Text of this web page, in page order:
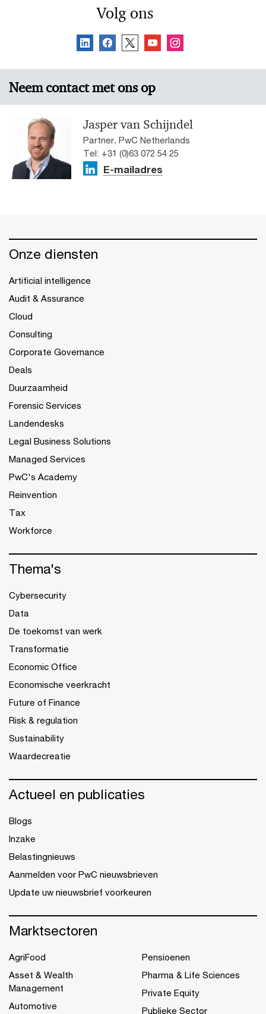
Volg ons
Neem contact met ons op
Jasper van Schijndel
Partner, PwC Netherlands
Tel: +31 (0)63 072 54 25
E-mailadres
Onze diensten
Artificial intelligence
Audit & Assurance
Cloud
Consulting
Corporate Governance
Deals
Duurzaamheid
Forensic Services
Landendesks
Legal Business Solutions
Managed Services
PwC's Academy
Reinvention
Tax
Workforce
Thema's
Cybersecurity
Data
De toekomst van werk
Transformatie
Economic Office
Economische veerkracht
Future of Finance
Risk & regulation
Sustainability
Waardecreatie
Actueel en publicaties
Blogs
Inzake
Belastingnieuws
Aanmelden voor PwC nieuwsbrieven
Update uw nieuwsbrief voorkeuren
Marktsectoren
AgriFood
Asset & Wealth
Management
Automotive
Pensioenen
Pharma & Life Sciences
Private Equity
Publieke Sector